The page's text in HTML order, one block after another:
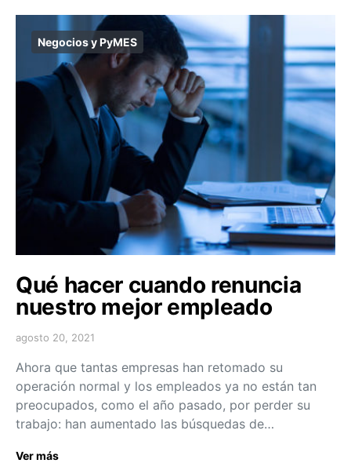
Negocios y PyMES
Qué hacer cuando renuncia
nuestro mejor empleado
agosto 20, 2021
Ahora que tantas empresas han retomado su
operación normal y los empleados ya no están tan
preocupados, como el año pasado, por perder su
trabajo: han aumentado las búsquedas de…
Ver más